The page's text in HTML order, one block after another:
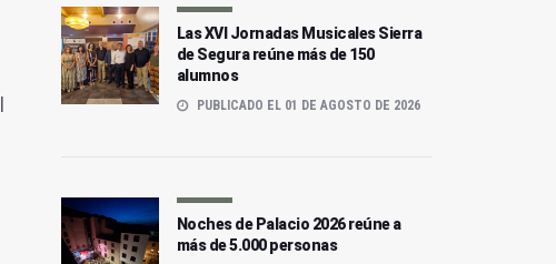
Las XVI Jornadas Musicales Sierra
de Segura reúne más de 150
alumnos
PUBLICADO EL 01 DE AGOSTO DE 2026
Noches de Palacio 2026 reúne a
más de 5.000 personas